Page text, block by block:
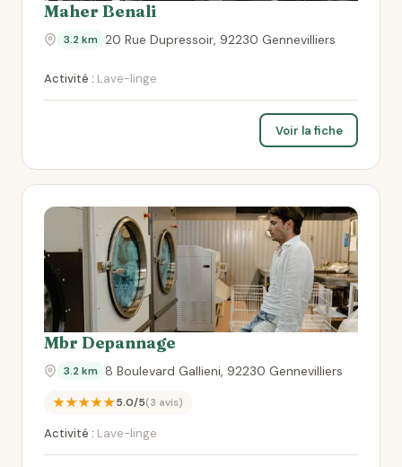
Maher Benali
3.2 km 20 Rue Dupressoir, 92230 Gennevilliers
Activité : Lave-linge
Voir la fiche
Mbr Depannage
3.2 km 8 Boulevard Gallieni, 92230 Gennevilliers
★★★★★5.0/5(3 avis)
Activité : Lave-linge